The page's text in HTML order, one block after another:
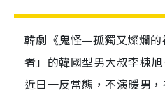
韓劇《鬼怪—孤獨又燦爛
者」的韓國型男大叔李棟
近日一反常態，不演暖男